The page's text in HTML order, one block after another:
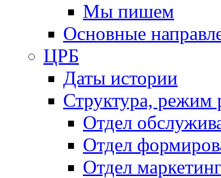
Мы пишем
Основные
ЦРБ
Даты истории
Структура, режим
Отдел
Отдел
Отдел